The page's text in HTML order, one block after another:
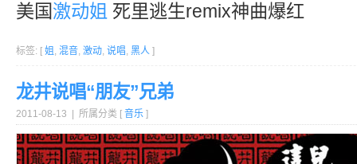
美国激动姐 死里逃生remix神曲爆红
标签: [ 姐 , 混音, 激动, 说唱, 黑人 ]
龙井说唱“朋友”兄弟
2011-08-13 | 所属分类 [ 音乐 ]